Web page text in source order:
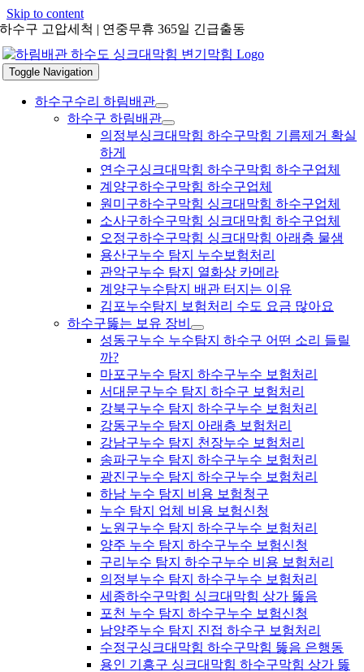
Skip to content
하수구 고압세척 | 연중무휴 365일 긴급출동
Toggle Navigation
하수구수리 하림배관
하수구 하림배관
의정부싱크대막힘 하수구막힘 기름제거 확실
하게
연수구싱크대막힘 하수구막힘 하수구업체
계양구하수구막힘 하수구업체
원미구하수구막힘 싱크대막힘 하수구업체
소사구하수구막힘 싱크대막힘 하수구업체
오정구하수구막힘 싱크대막힘 아래층 물샘
용산구누수 탐지 누수보험처리
관악구누수 탐지 열화상 카메라
계양구누수탐지 배관 터지는 이유
김포누수탐지 보험처리 수도 요금 많아요
하수구뚫는 보유 장비
성동구누수 누수탐지 하수구 어떤 소리 들릴
까?
마포구누수 탐지 하수구누수 보험처리
서대문구누수 탐지 하수구 보험처리
강북구누수 탐지 하수구누수 보험처리
강동구누수 탐지 아래층 보험처리
강남구누수 탐지 천장누수 보험처리
송파구누수 탐지 하수구누수 보험처리
광진구누수 탐지 하수구누수 보험처리
하남 누수 탐지 비용 보험청구
누수 탐지 업체 비용 보험신청
노원구누수 탐지 하수구누수 보험처리
양주 누수 탐지 하수구누수 보험신청
구리누수 탐지 하수구누수 비용 보험처리
의정부누수 탐지 하수구누수 보험처리
세종하수구막힘 싱크대막힘 상가 뚫음
포천 누수 탐지 하수구누수 보험신청
남양주누수 탐지 진접 하수구 보험처리
수정구싱크대막힘 하수구막힘 뚫음 은행동
용인 기흥구 싱크대막힘 하수구막힘 상가 뚫